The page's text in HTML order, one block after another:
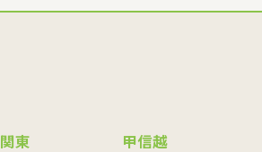
関東 甲信越